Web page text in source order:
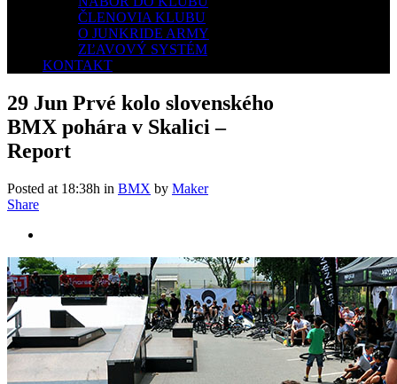
ČLENOVIA KLUBU
O JUNKRIDE ARMY
ZĽAVOVÝ SYSTÉM
KONTAKT
29 Jun Prvé kolo slovenského
BMX pohára v Skalici –
Report
Posted at 18:38h in BMX by Maker
Share